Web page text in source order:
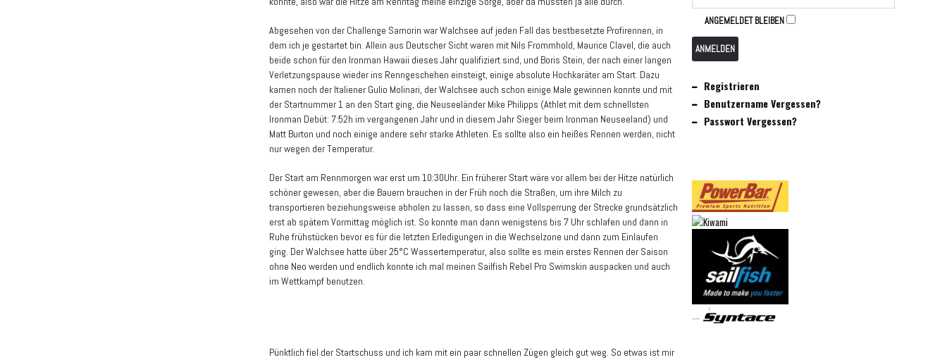
Abgesehen von der Challenge Samorin war Walchsee auf jeden Fall das bestbesetzte Profirennen, in
dem ich je gestartet bin. Allein aus Deutscher Sicht waren mit Nils Frommhold, Maurice Clavel, die auch
beide schon für den Ironman Hawaii dieses Jahr qualifiziert sind, und Boris Stein, der nach einer langen
Verletzungspause wieder ins Renngeschehen einsteigt, einige absolute Hochkaräter am Start. Dazu
kamen noch der Italiener Gulio Molinari, der Walchsee auch schon einige Male gewinnen konnte und mit
der Startnummer 1 an den Start ging, die Neuseeländer Mike Philipps (Athlet mit dem schnellsten
Ironman Debüt: 7:52h im vergangenen Jahr und in diesem Jahr Sieger beim Ironman Neuseeland) und
Matt Burton und noch einige andere sehr starke Athleten. Es sollte also ein heißes Rennen werden, nicht
nur wegen der Temperatur.
Der Start am Rennmorgen war erst um 10:30Uhr. Ein früherer Start wäre vor allem bei der Hitze natürlich
schöner gewesen, aber die Bauern brauchen in der Früh noch die Straßen, um ihre Milch zu
transportieren beziehungsweise abholen zu lassen, so dass eine Vollsperrung der Strecke grundsätzlich
erst ab spätem Vormittag möglich ist. So konnte man dann wenigstens bis 7 Uhr schlafen und dann in
Ruhe frühstücken bevor es für die letzten Erledigungen in die Wechselzone und dann zum Einlaufen
ging. Der Walchsee hatte über 25°C Wassertemperatur, also sollte es mein erstes Rennen der Saison
ohne Neo werden und endlich konnte ich mal meinen Sailfish Rebel Pro Swimskin auspacken und auch
im Wettkampf benutzen.
Pünktlich fiel der Startschuss und ich kam mit ein paar schnellen Zügen gleich gut weg. So etwas ist mir
ANGEMELDET BLEIBEN
ANMELDEN
Registrieren
Benutzername Vergessen?
Passwort Vergessen?